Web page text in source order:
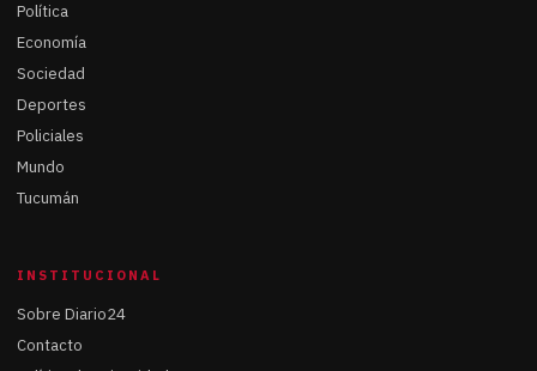
Política
Economía
Sociedad
Deportes
Policiales
Mundo
Tucumán
INSTITUCIONAL
Sobre Diario24
Contacto